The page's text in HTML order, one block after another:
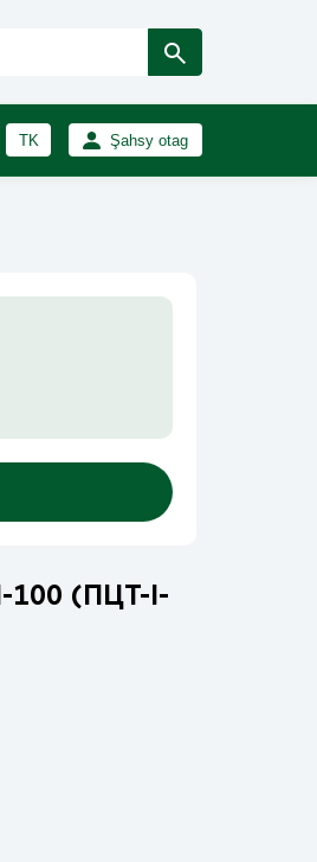
TK
RU
Şahsy otag
100 (ПЦТ-I-